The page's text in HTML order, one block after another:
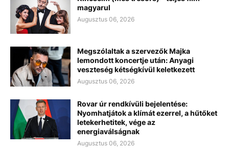
magyarul
Augusztus 06, 2026
Megszólaltak a szervezők Majka
lemondott koncertje után: Anyagi
veszteség kétségkívül keletkezett
Augusztus 06, 2026
Rovar úr rendkívüli bejelentése:
Nyomhatjátok a klímát ezerrel, a hűtőket
letekerhetitek, vége az
energiaválságnak
Augusztus 06, 2026